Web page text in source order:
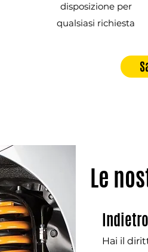
disposizione per
qualsiasi richiesta
Le
Indietro
Hai il